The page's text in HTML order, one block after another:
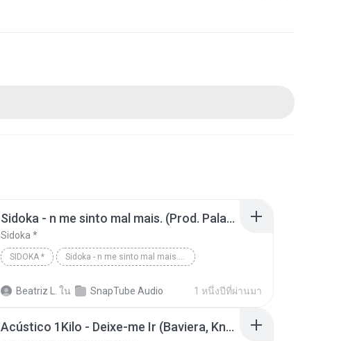
Sidoka - n me sinto mal mais. (Prod. Palaze)
Sidoka *
SIDOKA * Sidoka - n me sinto mal mais. (Prod. Palaze)
Beatriz L. ใน SnapTube Audio 1 หนึ่งปีที่ผ่านมา
Acústico 1Kilo - Deixe-me Ir (Baviera, Knust e Pablo Martins)